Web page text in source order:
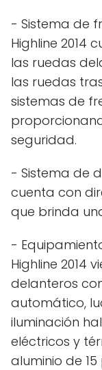
- Sistema de
Highline 2014
las ruedas
las ruedas
sistemas de
seguridad.
- Sistema de
cuenta con
que brinda
-
Highline 2014
delanteros
automático,
iluminación
eléctricos y
aluminio de